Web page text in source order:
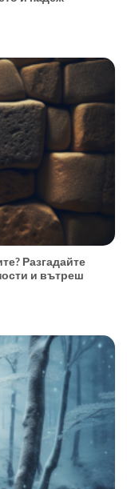
Разгадайте
и вътреш